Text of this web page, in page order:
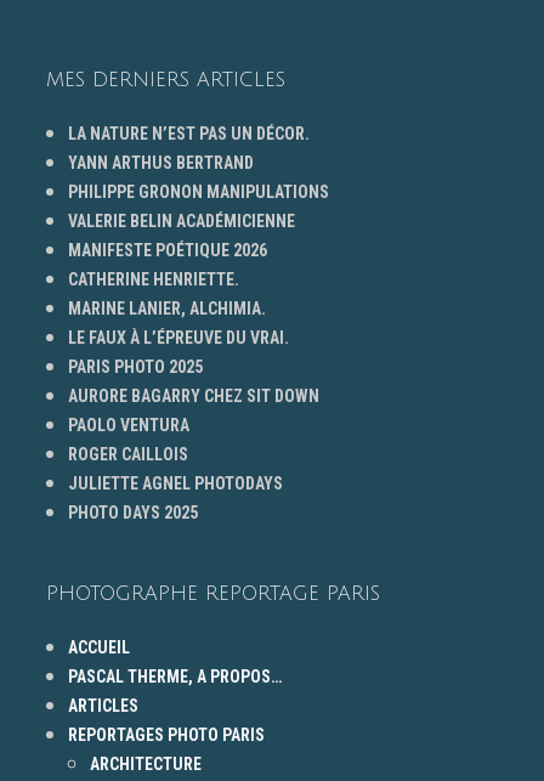
MES DERNIERS ARTICLES
LA NATURE N’EST PAS UN DÉCOR.
YANN ARTHUS BERTRAND
PHILIPPE GRONON MANIPULATIONS
VALERIE BELIN ACADÉMICIENNE
MANIFESTE POÉTIQUE 2026
CATHERINE HENRIETTE.
MARINE LANIER, ALCHIMIA.
LE FAUX À L’ÉPREUVE DU VRAI.
PARIS PHOTO 2025
AURORE BAGARRY CHEZ SIT DOWN
PAOLO VENTURA
ROGER CAILLOIS
JULIETTE AGNEL PHOTODAYS
PHOTO DAYS 2025
PHOTOGRAPHE REPORTAGE PARIS
ACCUEIL
PASCAL THERME, A PROPOS…
ARTICLES
REPORTAGES PHOTO PARIS
ARCHITECTURE